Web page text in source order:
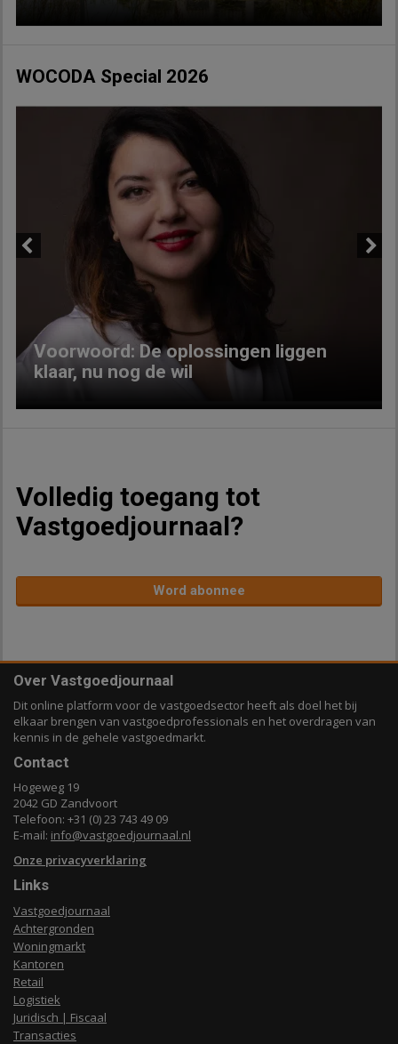
WOCODA Special 2026
Voorwoord: De oplossingen liggen
klaar, nu nog de wil
Volledig toegang tot
Vastgoedjournaal?
Word abonnee
Over Vastgoedjournaal
Dit online platform voor de vastgoedsector heeft als doel het bij
elkaar brengen van vastgoedprofessionals en het overdragen van
kennis in de gehele vastgoedmarkt.
Contact
Hogeweg 19
2042 GD Zandvoort
Telefoon: +31 (0) 23 743 49 09
E-mail: info@vastgoedjournaal.nl
Onze privacyverklaring
Links
Vastgoedjournaal
Achtergronden
Woningmarkt
Kantoren
Retail
Logistiek
Juridisch | Fiscaal
Transacties